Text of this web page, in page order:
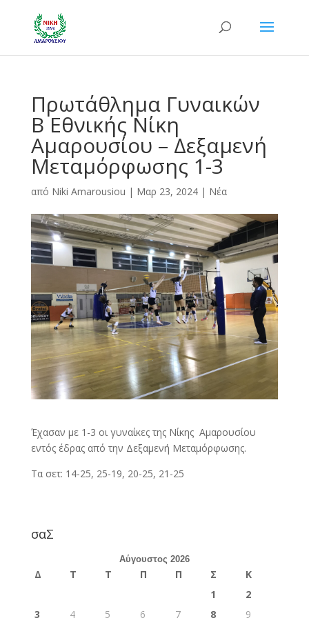
Πρωτάθλημα Γυναικών
Β Εθνικής Νίκη
Αμαρουσίου – Δεξαμενή
Μεταμόρφωσης 1-3
από Niki Amarousiou | Μαρ 23, 2024| Νέα
Έχασαν με 1-3 οι γυναίκες της Νίκης Αμαρουσίου
εντός έδρας από την Δεξαμενή Μεταμόρφωσης.
Τα σετ: 14-25, 25-19, 20-25, 21-25
σαΣ
Αύγουστος 2026
Δ Τ Τ Π Π Σ
Κ
1
2
3
4 5 6 7 8 9